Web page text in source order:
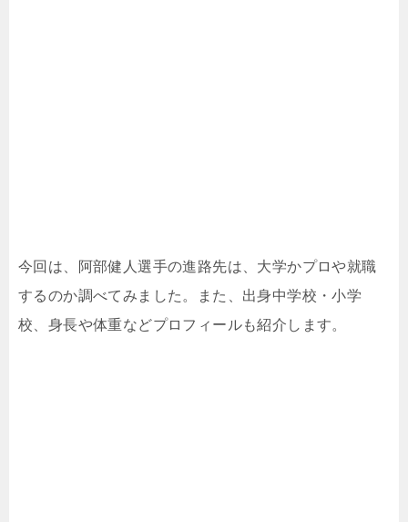
今回は、阿部健人選手の進路先は、大学かプロや就職
するのか調べてみました。また、出身中学校・小学
校、身長や体重などプロフィールも紹介します。